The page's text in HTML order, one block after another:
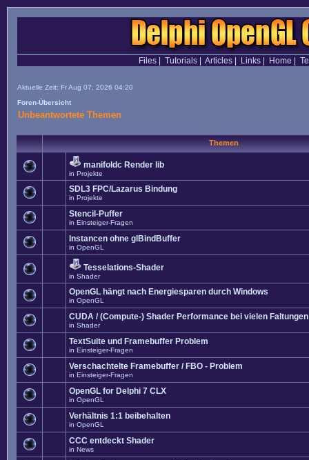
Files| Tutorials| Articles| Links| Home
Aktuelle Zeit: Fr Aug 07, 2026 04:20
Foren-Übersicht
Unbeantwortete Themen
Themen
manifoldc Render lib
in Projekte
SDL3 FPC/Lazarus Bindung
in Projekte
Stencil-Puffer
in Einsteiger-Fragen
Instancen ohne glBindBuffer
in OpenGL
Tesselations-Shader
in Shader
OpenGL hängt nach Energiesparen durch Windows
in OpenGL
CUDA / (Compute-) Shader Performance bei vielen Faltungen
in Shader
TextSuite und Framebuffer Problem
in Einsteiger-Fragen
Verschachtelte Framebuffer / FBO - Problem
in Einsteiger-Fragen
OpenGL for Delphi 7 CLX
in OpenGL
Verhältnis 1:1 beibehalten
in OpenGL
CCC entdeckt Shader
in News